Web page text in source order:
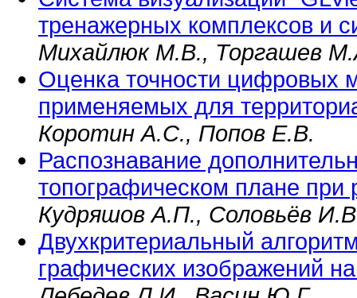
тренажерных комплексов и
Михайлюк М.В., Торгашев
Оценка точности цифровых
применяемых для
Коротин А.С., Попов Е.В.
Распознавание
топографическом плане при
Кудряшов А.П., Соловьёв
Двухкритериальный
графических изображений